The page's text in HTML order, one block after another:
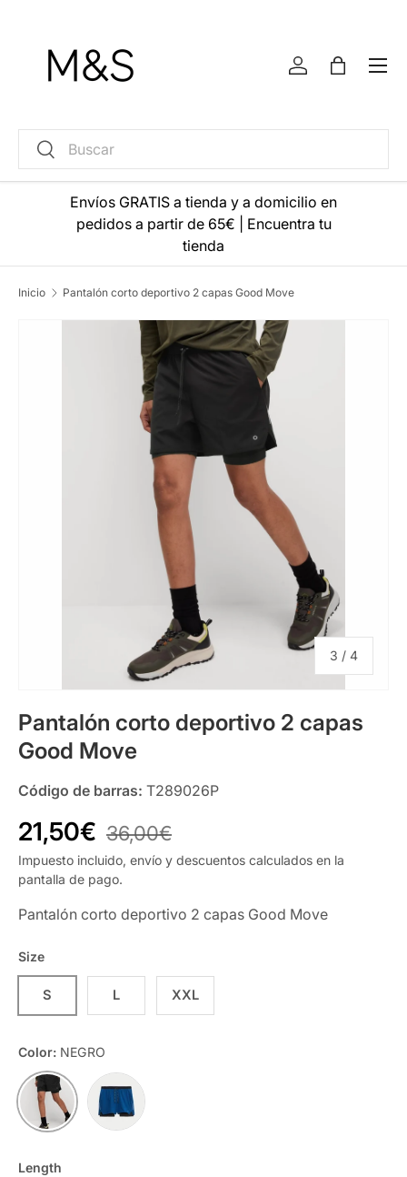
Buscar
Buscar
Iniciar sesión
Bolsa
Menú
Envíos GRATIS a tienda y a domicilio en
pedidos a partir de 65€
Encuentra tu
tienda
Inicio Pantalón corto deportivo 2 capas Good Move
La imagen 3 ya está disponible en la vista de galería
3 / de
4
Pantalón corto deportivo 2 capas
Good Move
Código de barras: T289026P
21,50€ 36,00€
Impuesto incluido, envío y descuentos calculados en la
pantalla de pago.
Pantalón corto deportivo 2 capas Good Move
Size
S L XXL
Color: NEGRO
NEGRO AZUL VIVO
Length